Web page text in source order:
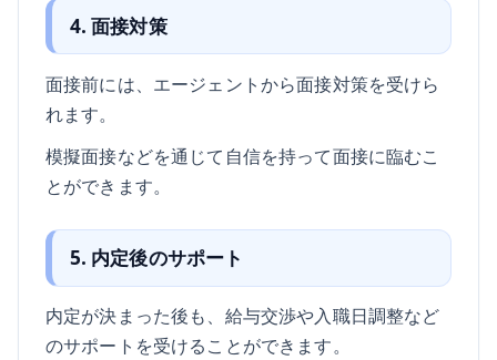
4. 面接対策
面接前には、エージェントから面接対策を受けら
れます。
模擬面接などを通じて自信を持って面接に臨むこ
とができます。
5. 内定後のサポート
内定が決まった後も、給与交渉や入職日調整など
のサポートを受けることができます。